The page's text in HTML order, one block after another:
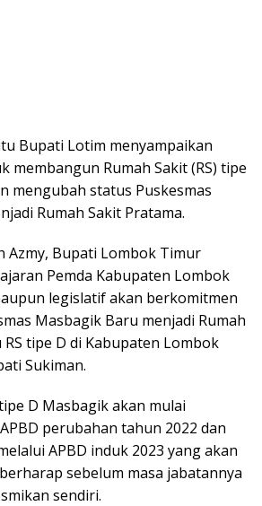
Bupati Lotim menyampaikan
membangun Rumah Sakit (RS) tipe
mengubah status Puskesmas
Rumah Sakit Pratama.
Azmy, Bupati Lombok Timur
Pemda Kabupaten Lombok
legislatif akan berkomitmen
Masbagik Baru menjadi Rumah
tipe D di Kabupaten Lombok
Sukiman.
D Masbagik akan mulai
perubahan tahun 2022 dan
APBD induk 2023 yang akan
sebelum masa jabatannya
sendiri.